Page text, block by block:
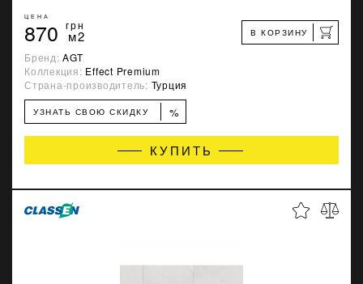
ЦЕНА
870 грн
м2 В КОРЗИНУ
Бренд:AGT
Коллекция: Effect Premium
Страна-производитель: Турция
УЗНАТЬ СВОЮ СКИДКУ %
КУПИТЬ